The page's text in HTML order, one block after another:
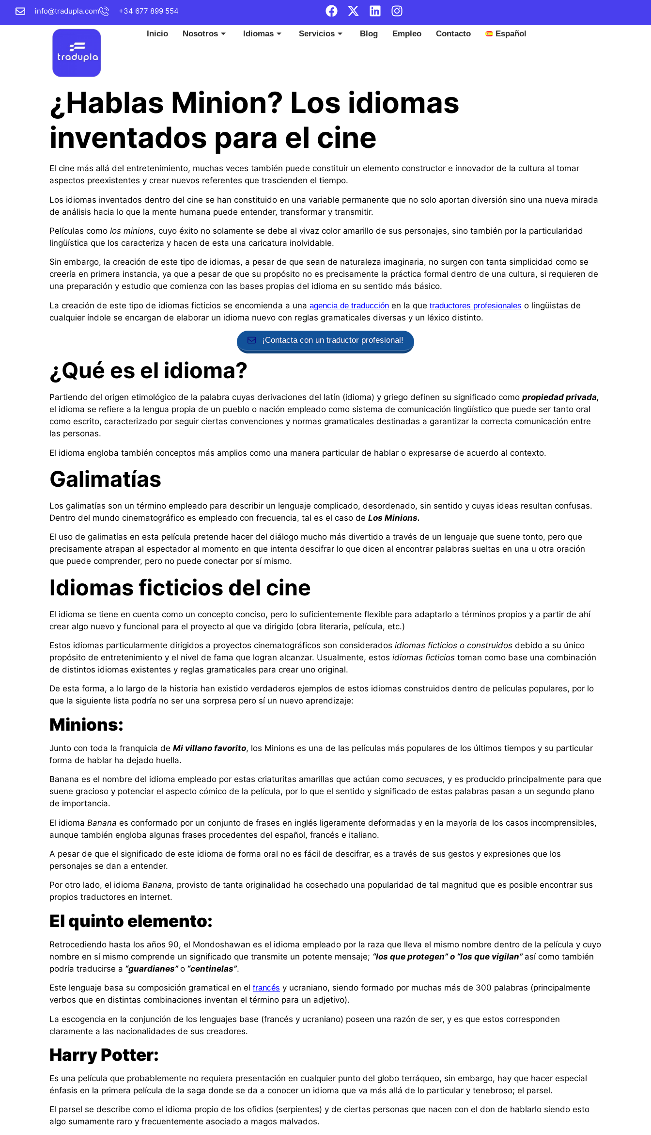
info@tradupla.com +34 677 899 554
Inicio Nosotros Idiomas Servicios Blog Empleo Contacto Español
¿Hablas Minion? Los idiomas
inventados para el cine
El cine más allá del entretenimiento, muchas veces también puede constituir un elemento constructor e innovador de la cultura al tomar
aspectos preexistentes y crear nuevos referentes que trascienden el tiempo.
Los idiomas inventados dentro del cine se han constituido en una variable permanente que no solo aportan diversión sino una nueva mirada
de análisis hacia lo que la mente humana puede entender, transformar y transmitir.
Películas como los minions, cuyo éxito no solamente se debe al vivaz color amarillo de sus personajes, sino también por la particularidad
lingüística que los caracteriza y hacen de esta una caricatura inolvidable.
Sin embargo, la creación de este tipo de idiomas, a pesar de que sean de naturaleza imaginaria, no surgen con tanta simplicidad como se
creería en primera instancia, ya que a pesar de que su propósito no es precisamente la práctica formal dentro de una cultura, si requieren de
una preparación y estudio que comienza con las bases propias del idioma en su sentido más básico.
La creación de este tipo de idiomas ficticios se encomienda a una agencia de traducción en la que traductores profesionales o lingüistas de
cualquier índole se encargan de elaborar un idioma nuevo con reglas gramaticales diversas y un léxico distinto.
¡Contacta con un traductor profesional!
¿Qué es el idioma?
Partiendo del origen etimológico de la palabra cuyas derivaciones del latín (idioma) y griego definen su significado como propiedad privada,
el idioma se refiere a la lengua propia de un pueblo o nación empleado como sistema de comunicación lingüístico que puede ser tanto oral
como escrito, caracterizado por seguir ciertas convenciones y normas gramaticales destinadas a garantizar la correcta comunicación entre
las personas.
El idioma engloba también conceptos más amplios como una manera particular de hablar o expresarse de acuerdo al contexto.
Galimatías
Los galimatías son un término empleado para describir un lenguaje complicado, desordenado, sin sentido y cuyas ideas resultan confusas.
Dentro del mundo cinematográfico es empleado con frecuencia, tal es el caso de Los Minions.
El uso de galimatías en esta película pretende hacer del diálogo mucho más divertido a través de un lenguaje que suene tonto, pero que
precisamente atrapan al espectador al momento en que intenta descifrar lo que dicen al encontrar palabras sueltas en una u otra oración
que puede comprender, pero no puede conectar por sí mismo.
Idiomas ficticios del cine
El idioma se tiene en cuenta como un concepto conciso, pero lo suficientemente flexible para adaptarlo a términos propios y a partir de ahí
crear algo nuevo y funcional para el proyecto al que va dirigido (obra literaria, película, etc.)
Estos idiomas particularmente dirigidos a proyectos cinematográficos son considerados idiomas ficticios o construidos debido a su único
propósito de entretenimiento y el nivel de fama que logran alcanzar. Usualmente, estos idiomas ficticios toman como base una combinación
de distintos idiomas existentes y reglas gramaticales para crear uno original.
De esta forma, a lo largo de la historia han existido verdaderos ejemplos de estos idiomas construidos dentro de películas populares, por lo
que la siguiente lista podría no ser una sorpresa pero sí un nuevo aprendizaje:
Minions:
Junto con toda la franquicia de Mi villano favorito, los Minions es una de las películas más populares de los últimos tiempos y su particular
forma de hablar ha dejado huella.
Banana es el nombre del idioma empleado por estas criaturitas amarillas que actúan como secuaces, y es producido principalmente para que
suene gracioso y potenciar el aspecto cómico de la película, por lo que el sentido y significado de estas palabras pasan a un segundo plano
de importancia.
El idioma Banana es conformado por un conjunto de frases en inglés ligeramente deformadas y en la mayoría de los casos incomprensibles,
aunque también engloba algunas frases procedentes del español, francés e italiano.
A pesar de que el significado de este idioma de forma oral no es fácil de descifrar, es a través de sus gestos y expresiones que los
personajes se dan a entender.
Por otro lado, el idioma Banana, provisto de tanta originalidad ha cosechado una popularidad de tal magnitud que es posible encontrar sus
propios traductores en internet.
El quinto elemento:
Retrocediendo hasta los años 90, el Mondoshawan es el idioma empleado por la raza que lleva el mismo nombre dentro de la película y cuyo
nombre en sí mismo comprende un significado que transmite un potente mensaje; “los que protegen” o “los que vigilan” así como también
podría traducirse a “guardianes”o “centinelas”.
Este lenguaje basa su composición gramatical en el francés y ucraniano, siendo formado por muchas más de 300 palabras (principalmente
verbos que en distintas combinaciones inventan el término para un adjetivo).
La escogencia en la conjunción de los lenguajes base (francés y ucraniano) poseen una razón de ser, y es que estos corresponden
claramente a las nacionalidades de sus creadores.
Harry Potter:
Es una película que probablemente no requiera presentación en cualquier punto del globo terráqueo, sin embargo, hay que hacer especial
énfasis en la primera película de la saga donde se da a conocer un idioma que va más allá de lo particular y tenebroso; el parsel.
El parsel se describe como el idioma propio de los ofidios (serpientes) y de ciertas personas que nacen con el don de hablarlo siendo esto
algo sumamente raro y frecuentemente asociado a magos malvados.